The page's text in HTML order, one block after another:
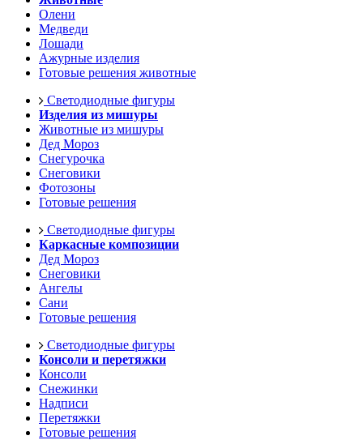
Олени
Медведи
Лошади
Ажурные изделия
Готовые решения животные
Светодиодные фигуры
Изделия из мишуры
Животные из мишуры
Дед Мороз
Снегурочка
Снеговики
Фотозоны
Готовые решения
Светодиодные фигуры
Каркасные композиции
Дед Мороз
Снеговики
Ангелы
Сани
Готовые решения
Светодиодные фигуры
Консоли и перетяжки
Консоли
Снежинки
Надписи
Перетяжки
Готовые решения